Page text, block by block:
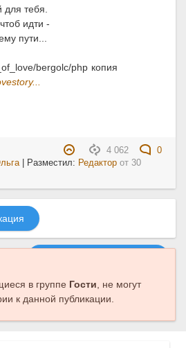
тебя.
идти -
пути...
bergolc/php копия
4 062
0
| Разместил: Редактор от 30
в группе Гости , не могут
к данной публикации.